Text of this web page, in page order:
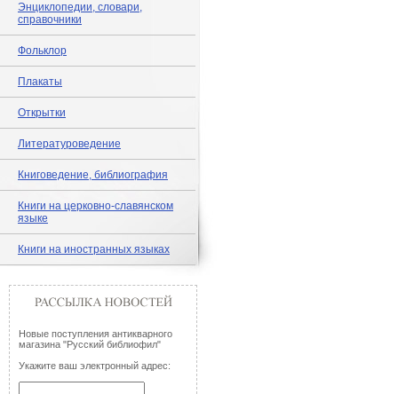
Энциклопедии, словари,
справочники
Фольклор
Плакаты
Открытки
Литературоведение
Книговедение, библиография
Книги на церковно-славянском
языке
Книги на иностранных языках
Новые поступления антикварного
магазина "Русский библиофил"
Укажите ваш электронный адрес: